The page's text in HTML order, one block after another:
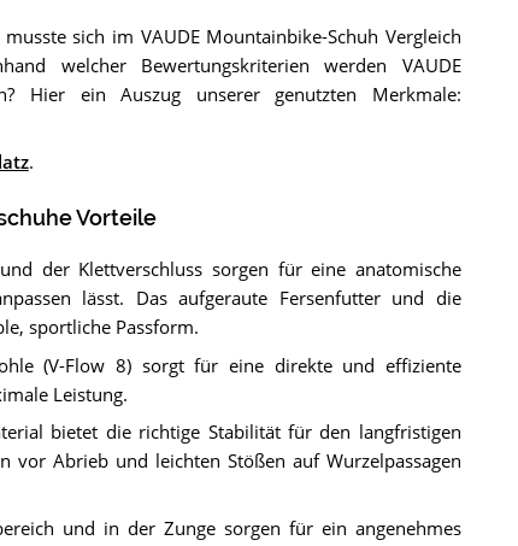
sich im VAUDE Mountainbike-Schuh Vergleich
welcher Bewertungskriterien werden VAUDE
Hier ein Auszug unserer genutzten Merkmale:
.
Vorteile
der Klettverschluss sorgen für eine anatomische
lässt. Das aufgeraute Fersenfutter und die
sportliche Passform.
(V-Flow 8) sorgt für eine direkte und effiziente
Leistung.
bietet die richtige Stabilität für den langfristigen
vor Abrieb und leichten Stößen auf Wurzelpassagen
und in der Zunge sorgen für ein angenehmes